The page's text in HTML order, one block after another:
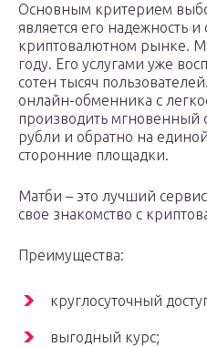
Основным критерием
является его надежность
криптовалютном рынке.
году. Его услугами уже
сотен тысяч
онлайн-обменника с
производить мгновенный
рубли и обратно на
сторонние площадки.
Матби – это лучший сервис
свое знакомство с
Преимущества:
круглосуточный
выгодный курс;